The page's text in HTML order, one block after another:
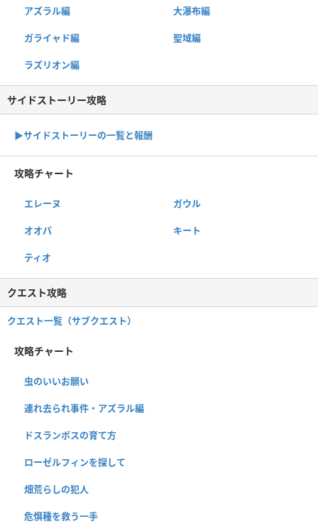
アズラル編 大瀑布編
ガライャド編 聖域編
ラズリオン編
サイドストーリー攻略
▶サイドストーリーの一覧と報酬
攻略チャート
エレーヌ ガウル
オオパ キート
ティオ
クエスト攻略
クエスト一覧（サブクエスト）
攻略チャート
虫のいいお願い
連れ去られ事件・アズラル編
ドスランポスの育て方
ローゼルフィンを探して
畑荒らしの犯人
危惧種を救う一手